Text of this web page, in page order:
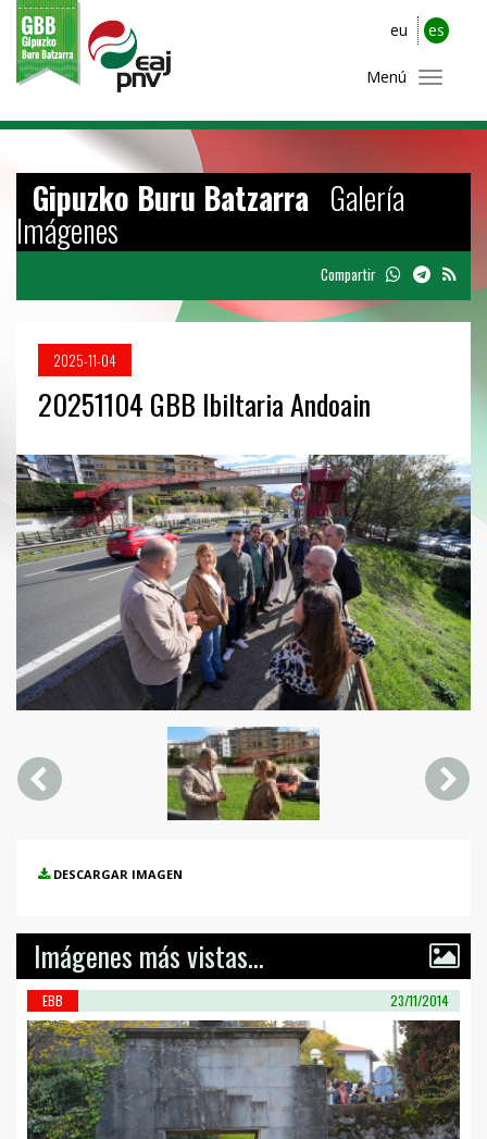
eu es
Menú
Gipuzko Buru Batzarra Galería
Imágenes
Compartir
2025-11-04
20251104 GBB Ibiltaria Andoain
DESCARGAR IMAGEN
Imágenes más vistas...
EBB 23/11/2014